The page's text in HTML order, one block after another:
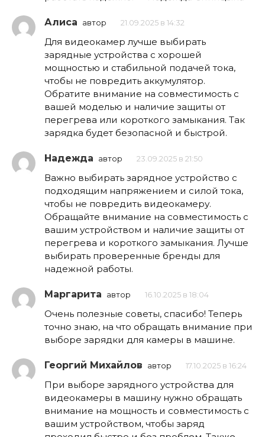
Алиса автор 21.09.2025 в 14:32
Для видеокамер лучше выбирать
зарядные устройства с хорошей
мощностью и стабильной подачей тока,
чтобы не повредить аккумулятор.
Обратите внимание на совместимость с
вашей моделью и наличие защиты от
перегрева или короткого замыкания. Так
зарядка будет безопасной и быстрой.
Надежда автор 23.09.2025 в 21:50
Важно выбирать зарядное устройство с
подходящим напряжением и силой тока,
чтобы не повредить видеокамеру.
Обращайте внимание на совместимость с
вашим устройством и наличие защиты от
перегрева и короткого замыкания. Лучше
выбирать проверенные бренды для
надежной работы.
Маргарита автор 16.10.2025 в 18:04
Очень полезные советы, спасибо! Теперь
точно знаю, на что обращать внимание при
выборе зарядки для камеры в машине.
Георгий Михайлов автор 17.10.2025 в 16:24
При выборе зарядного устройства для
видеокамеры в машину нужно обращать
внимание на мощность и совместимость с
вашим устройством, чтобы заряд